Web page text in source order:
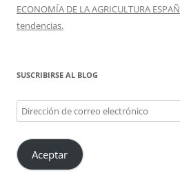
ECONOMÍA DE LA AGRICULTURA
tendencias.
SUSCRIBIRSE AL BLOG
Dirección
de
correo
electrónico
Aceptar